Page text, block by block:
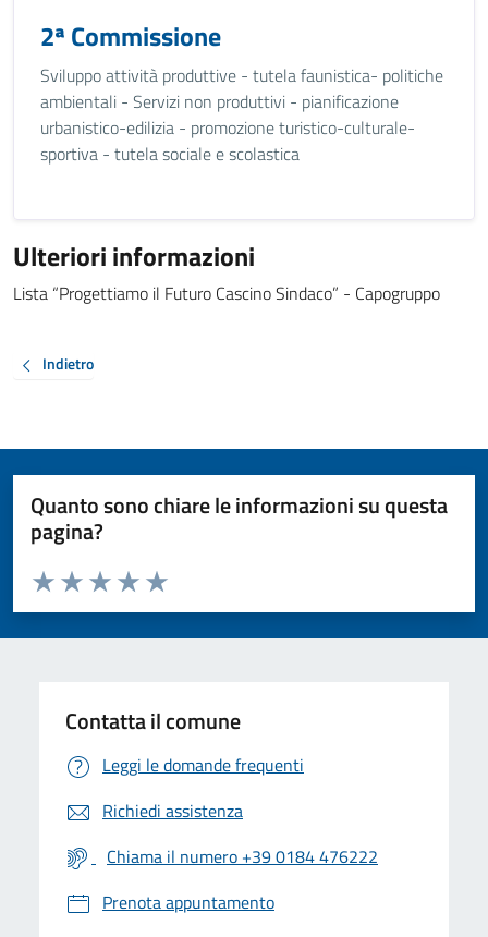
2ª Commissione
Sviluppo attività produttive - tutela faunistica- politiche
ambientali - Servizi non produttivi - pianificazione
urbanistico-edilizia - promozione turistico-culturale-
sportiva - tutela sociale e scolastica
Ulteriori informazioni
Lista “Progettiamo il Futuro Cascino Sindaco” - Capogruppo
Indietro
Quanto sono chiare le informazioni su questa
pagina?
Valuta da 1 a 5 stelle la pagina
Valuta 5 stelle su 5
Valuta 4 stelle su 5
Valuta 3 stelle su 5
Valuta 2 stelle su 5
Valuta 1 stelle su 5
Contatta il comune
Leggi le domande frequenti
Richiedi assistenza
Chiama il numero +39 0184 476222
Prenota appuntamento